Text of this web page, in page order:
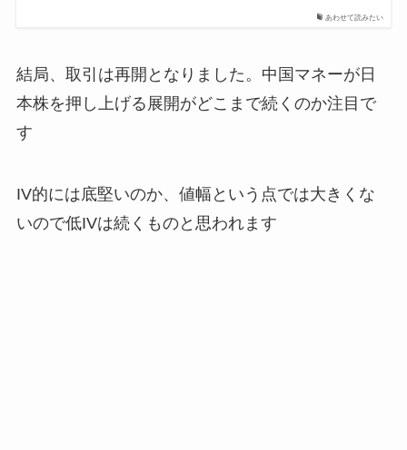
あわせて読みたい
結局、取引は再開となりました。中国マネーが日
本株を押し上げる展開がどこまで続くのか注目で
す
IV的には底堅いのか、値幅という点では大きくな
いので低IVは続くものと思われます